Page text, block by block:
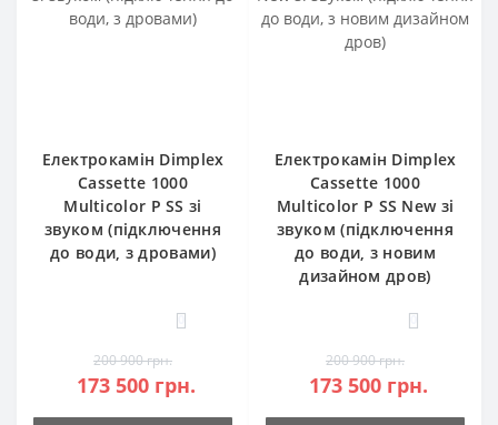
Електрокамін Dimplex
Cassette 1000
Multicolor P SS зі
звуком (підключення
до води, з дровами)
0
200 900 грн.
173 500 грн.
Електрокамін Dimplex
Cassette 1000
Multicolor P SS New зі
звуком (підключення
до води, з новим
дизайном дров)
0
200 900 грн.
173 500 грн.